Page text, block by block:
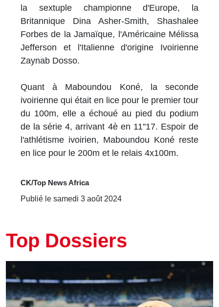
la sextuple championne d'Europe, la
Britannique Dina Asher-Smith, Shashalee
Forbes de la Jamaïque, l'Américaine Mélissa
Jefferson et l'Italienne d'origine Ivoirienne
Zaynab Dosso.
Quant à Maboundou Koné, la seconde
ivoirienne qui était en lice pour le premier tour
du 100m, elle a échoué au pied du podium
de la série 4, arrivant 4è en 11''17. Espoir de
l'athlétisme ivoirien, Maboundou Koné reste
en lice pour le 200m et le relais 4x100m.
CK/Top News Africa
Publié le samedi 3 août 2024
Top Dossiers